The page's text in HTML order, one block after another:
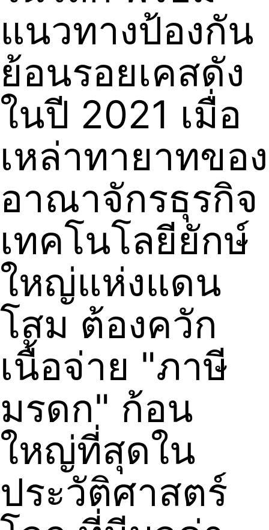
แนวทางป้องกัน
ย้อนรอยเคสดัง
ในปี 2021 เมื่อ
เหล่าทายาทของ
อาณาจักรธุรกิจ
เทคโนโลยียักษ์
ใหญ่แห่งแดน
โสม ต้องควัก
เนื้อจ่าย "ภาษี
มรดก" ก้อน
ใหญ่ที่สุดใน
ประวัติศาสตร์